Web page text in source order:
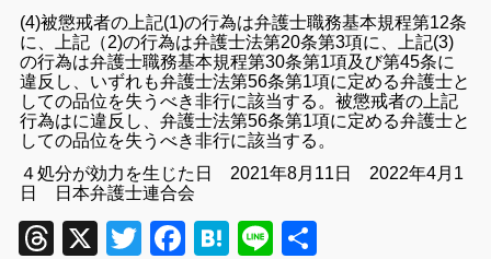
(4)被懲戒者の上記(1)の行為は弁護士職務基本規程第12条
に、上記（2)の行為は弁護士法第20条第3項に、上記(3)
の行為は弁護士職務基本規程第30条第1項及び第45条に
違反し、いずれも弁護士法第56条第1項に定める弁護士と
しての品位を失うべき非行に該当する。被懲戒者の上記
行為はに違反し、弁護士法第56条第1項に定める弁護士と
しての品位を失うべき非行に該当する。
４処分が効力を生じた日 2021年8月11日 2022年4月1
日 日本弁護士連合会
Threads
X TwitterFacebook
Hatena
Line